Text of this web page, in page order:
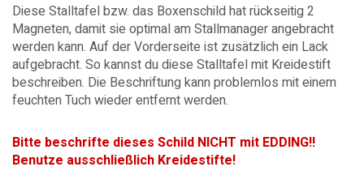
Diese Stalltafel bzw. das Boxenschild hat rückseitig 2
Magneten, damit sie optimal am Stallmanager angebracht
werden kann. Auf der Vorderseite ist zusätzlich ein Lack
aufgebracht. So kannst du diese Stalltafel mit Kreidestift
beschreiben. Die Beschriftung kann problemlos mit einem
feuchten Tuch wieder entfernt werden.
Bitte beschrifte dieses Schild NICHT mit EDDING!!
Benutze ausschließlich Kreidestifte!